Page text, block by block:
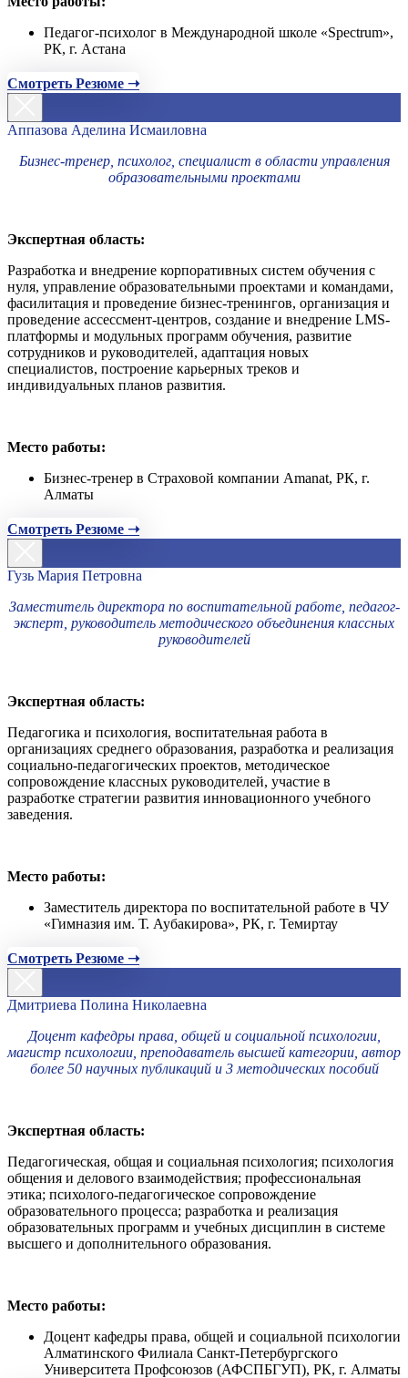
Педагог-психолог в Международной школе «Spectrum»,
РК, г. Астана
Смотреть Резюме ➝
Аппазова Аделина Исмаиловна
Бизнес-тренер, психолог, специалист в области управления
образовательными проектами
Экспертная область:
Разработка и внедрение корпоративных систем обучения с
нуля, управление образовательными проектами и командами,
фасилитация и проведение бизнес-тренингов, организация и
проведение ассессмент-центров, создание и внедрение LMS-
платформы и модульных программ обучения, развитие
сотрудников и руководителей, адаптация новых
специалистов, построение карьерных треков и
индивидуальных планов развития.
Место работы:
Бизнес-тренер в Страховой компании Amanat, РК, г.
Алматы
Смотреть Резюме ➝
Гузь Мария Петровна
Заместитель директора по воспитательной работе, педагог-
эксперт, руководитель методического объединения классных
руководителей
Экспертная область:
Педагогика и психология, воспитательная работа в
организациях среднего образования, разработка и реализация
социально-педагогических проектов, методическое
сопровождение классных руководителей, участие в
разработке стратегии развития инновационного учебного
заведения.
Место работы:
Заместитель директора по воспитательной работе в ЧУ
«Гимназия им. Т. Аубакирова», РК, г. Темиртау
Смотреть Резюме ➝
Дмитриева Полина Николаевна
Доцент кафедры права, общей и социальной психологии,
магистр психологии, преподаватель высшей категории, автор
более 50 научных публикаций и 3 методических пособий
Экспертная область:
Педагогическая, общая и социальная психология; психология
общения и делового взаимодействия; профессиональная
этика; психолого-педагогическое сопровождение
образовательного процесса; разработка и реализация
образовательных программ и учебных дисциплин в системе
высшего и дополнительного образования.
Место работы:
Доцент кафедры права, общей и социальной психологии
Алматинского Филиала Санкт-Петербургского
Университета Профсоюзов (АФСПБГУП), РК, г. Алматы